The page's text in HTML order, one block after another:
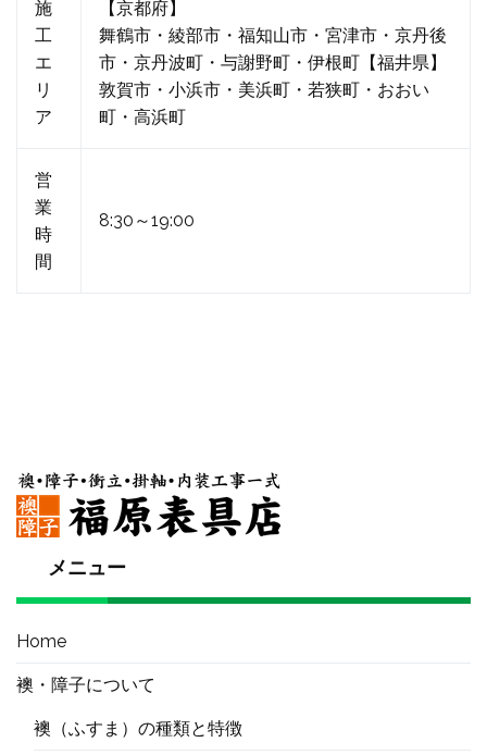
施
工
エ
リ
ア
【京都府】
舞鶴市・綾部市・福知山市・宮津市・京丹後
市・京丹波町・与謝野町・伊根町【福井県】
敦賀市・小浜市・美浜町・若狭町・おおい
町・高浜町
営
業
時
間
8:30～19:00
メニュー
Home
襖・障子について
襖（ふすま）の種類と特徴